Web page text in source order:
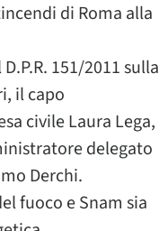
di Roma alla
151/2011 sulla
il capo
civile Laura Lega,
delegato
Derchi.
fuoco e Snam sia